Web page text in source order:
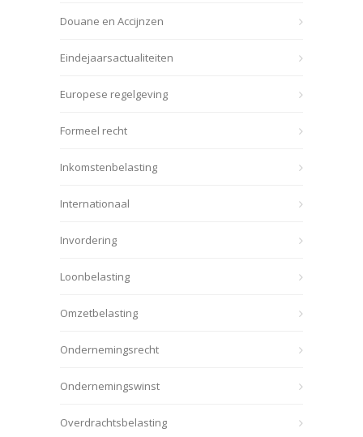
Douane en Accijnzen
Eindejaarsactualiteiten
Europese regelgeving
Formeel recht
Inkomstenbelasting
Internationaal
Invordering
Loonbelasting
Omzetbelasting
Ondernemingsrecht
Ondernemingswinst
Overdrachtsbelasting